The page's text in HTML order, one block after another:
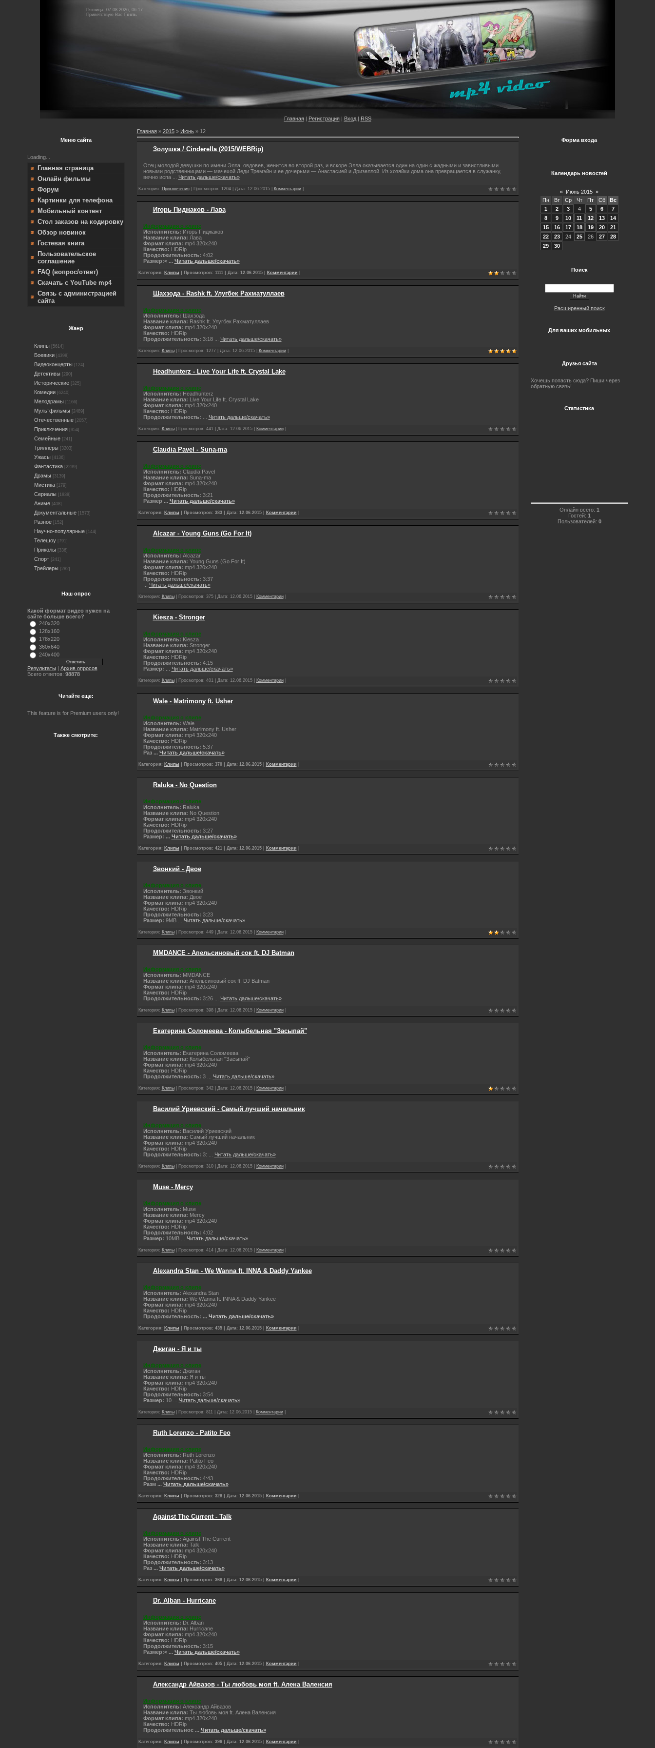
Пятница, 07.08.2026, 06:17
Приветствую Вас Гость
Главная| Регистрация| Вход| RSS
Меню сайта
Loading...
Главная страница
Онлайн фильмы
Форум
Картинки для телефона
Мобильный контент
Стол заказов на кодировку
Обзор новинок
Гостевая книга
Пользовательское
соглашение
FAQ (вопрос/ответ)
Скачать с YouTube mp4
Связь с администрацией
сайта
Жанр
Клипы [5614]
Боевики [4398]
Видеоконцерты [124]
Детективы [290]
Исторические [325]
Комедии [6240]
Мелодрамы [1166]
Мультфильмы [2489]
Отечественные [2057]
Приключения [954]
Семейные [241]
Триллеры [3203]
Ужасы [4136]
Фантастика [2239]
Драмы [3139]
Мистика [179]
Сериалы [1839]
Аниме [408]
Документальные [1573]
Разное [152]
Научно-популярные [144]
Телешоу [791]
Приколы [336]
Спорт [241]
Трейлеры [282]
Наш опрос
Какой формат видео нужен на
сайте больше всего?
240x320
128x160
178x220
360x640
240x400
Результаты | Архив опросов
Всего ответов: 98878
Читайте еще:
This feature is for Premium users only!
Также смотрите:
Главная» 2015 » Июнь » 12
Золушка / Cinderella (2015/WEBRip)
Отец молодой девушки по имени Элла, овдовев, женится во второй раз, и вскоре Элла оказывается один на один с жадными и завистливыми
новыми родственницами — мачехой Леди Тремэйн и ее дочерьми — Анастасией и Дризеллой. Из хозяйки дома она превращается в служанку,
вечно испа
Читать дальше/скачать»
Категория: Приключения| Просмотров: 1204 | Дата: 12.06.2015| Комментарии|
Игорь Пиджаков - Лава
Информация о клипе
Исполнитель: Игорь Пиджаков
Название клипа: Лава
Формат клипа: mp4 320x240
Качество: НDRip
Продолжительность: 4:02
Размер:< ... Читать дальше/скачать»
Категория: Клипы | Просмотров: 1111 | Дата: 12.06.2015| Комментарии
Шахзода - Rashk ft. Улугбек Рахматуллаев
Информация о клипе
Исполнитель: Шахзода
Название клипа: Rashk ft. Улугбек Рахматуллаев
Формат клипа: mp4 320x240
Качество: НDRip
Продолжительность: 3:18 Читать дальше/скачать»
Категория: Клипы| Просмотров: 1277 | Дата: 12.06.2015| Комментарии|
Headhunterz - Live Your Life ft. Crystal Lake
Информация о клипе
Исполнитель: Headhunterz
Название клипа: Live Your Life ft. Crystal Lake
Формат клипа: mp4 320x240
Качество: НDRip
Продолжительность:
Читать дальше/скачать»
Категория: Клипы| Просмотров: 441 | Дата: 12.06.2015| Комментарии|
Claudia Pavel - Suna-ma
Информация о клипе
Исполнитель: Claudia Pavel
Название клипа: Suna-ma
Формат клипа: mp4 320x240
Качество: НDRip
Продолжительность: 3:21
Размер ... Читать дальше/скачать»
Категория: Клипы | Просмотров: 383 | Дата: 12.06.2015| Комментарии
Alcazar - Young Guns (Go For It)
Информация о клипе
Исполнитель: Alcazar
Название клипа: Young Guns (Go For It)
Формат клипа: mp4 320x240
Качество: НDRip
Продолжительность: 3:37
Читать дальше/скачать»
Категория: Клипы| Просмотров: 375 | Дата: 12.06.2015| Комментарии|
Kiesza - Stronger
Информация о клипе
Исполнитель: Kiesza
Название клипа: Stronger
Формат клипа: mp4 320x240
Качество: НDRip
Продолжительность: 4:15
Размер:
Читать дальше/скачать»
Категория: Клипы| Просмотров: 401 | Дата: 12.06.2015| Комментарии|
Wale - Matrimony ft. Usher
Информация о клипе
Исполнитель: Wale
Название клипа: Matrimony ft. Usher
Формат клипа: mp4 320x240
Качество: НDRip
Продолжительность: 5:37
Раз ... Читать дальше/скачать»
Категория: Клипы | Просмотров: 370 | Дата: 12.06.2015| Комментарии
Raluka - No Question
Информация о клипе
Исполнитель: Raluka
Название клипа: No Question
Формат клипа: mp4 320x240
Качество: НDRip
Продолжительность: 3:27
Размер: ... Читать дальше/скачать»
Категория: Клипы | Просмотров: 421 | Дата: 12.06.2015| Комментарии
Звонкий - Двое
Информация о клипе
Исполнитель: Звонкий
Название клипа: Двое
Формат клипа: mp4 320x240
Качество: НDRip
Продолжительность: 3:23
Размер: 9MB Читать дальше/скачать»
Категория: Клипы| Просмотров: 449 | Дата: 12.06.2015| Комментарии|
MMDANCE - Апельсиновый сок ft. DJ Batman
Информация о клипе
Исполнитель: MMDANCE
Название клипа: Апельсиновый сок ft. DJ Batman
Формат клипа: mp4 320x240
Качество: НDRip
Продолжительность: 3:26 Читать дальше/скачать»
Категория: Клипы| Просмотров: 398 | Дата: 12.06.2015| Комментарии|
Екатерина Соломеева - Колыбельная "Засыпай"
Информация о клипе
Исполнитель: Екатерина Соломеева
Название клипа: Колыбельная "Засыпай"
Формат клипа: mp4 320x240
Качество: НDRip
Продолжительность: 3 Читать дальше/скачать»
Категория: Клипы| Просмотров: 342 | Дата: 12.06.2015| Комментарии|
Василий Уриевский - Самый лучший начальник
Информация о клипе
Исполнитель: Василий Уриевский
Название клипа: Самый лучший начальник
Формат клипа: mp4 320x240
Качество: НDRip
Продолжительность: 3: Читать дальше/скачать»
Категория: Клипы| Просмотров: 310 | Дата: 12.06.2015| Комментарии|
Muse - Mercy
Информация о клипе
Исполнитель: Muse
Название клипа: Mercy
Формат клипа: mp4 320x240
Качество: НDRip
Продолжительность: 4:02
Размер: 10MB Читать дальше/скачать»
Категория: Клипы| Просмотров: 414 | Дата: 12.06.2015| Комментарии|
Alexandra Stan - We Wanna ft. INNA & Daddy Yankee
Информация о клипе
Исполнитель: Alexandra Stan
Название клипа: We Wanna ft. INNA & Daddy Yankee
Формат клипа: mp4 320x240
Качество: НDRip
Продолжительность: ... Читать дальше/скачать»
Категория: Клипы | Просмотров: 435 | Дата: 12.06.2015| Комментарии
Джиган - Я и ты
Информация о клипе
Исполнитель: Джиган
Название клипа: Я и ты
Формат клипа: mp4 320x240
Качество: НDRip
Продолжительность: 3:54
Размер: 10 Читать дальше/скачать»
Категория: Клипы| Просмотров: 811 | Дата: 12.06.2015| Комментарии|
Ruth Lorenzo - Patito Feo
Информация о клипе
Исполнитель: Ruth Lorenzo
Название клипа: Patito Feo
Формат клипа: mp4 320x240
Качество: НDRip
Продолжительность: 4:43
Разм ... Читать дальше/скачать»
Категория: Клипы | Просмотров: 328 | Дата: 12.06.2015| Комментарии
Against The Current - Talk
Информация о клипе
Исполнитель: Against The Current
Название клипа: Talk
Формат клипа: mp4 320x240
Качество: НDRip
Продолжительность: 3:13
Раз ... Читать дальше/скачать»
Категория: Клипы | Просмотров: 368 | Дата: 12.06.2015| Комментарии
Dr. Alban - Hurricane
Информация о клипе
Исполнитель: Dr. Alban
Название клипа: Hurricane
Формат клипа: mp4 320x240
Качество: НDRip
Продолжительность: 3:15
Размер:< ... Читать дальше/скачать»
Категория: Клипы | Просмотров: 405 | Дата: 12.06.2015| Комментарии
Александр Айвазов - Ты любовь моя ft. Алена Валенсия
Информация о клипе
Исполнитель: Александр Айвазов
Название клипа: Ты любовь моя ft. Алена Валенсия
Формат клипа: mp4 320x240
Качество: НDRip
Продолжительнос ... Читать дальше/скачать»
Категория: Клипы | Просмотров: 396 | Дата: 12.06.2015| Комментарии
Форма входа
Календарь новостей
« Июнь 2015 »
Пн
Вт Ср Чт Пт Сб
Вс
1
2 3 4 5 6
7
8
9 10 11 12 13
14
15
16 17 18 19 20
21
22
23 24 25 26 27
28
29
30
Поиск
Расширенный поиск
Для ваших мобильных
Друзья сайта
Хочешь попасть сюда? Пиши через
обратную связь!
Статистика
Онлайн всего: 1
Гостей: 1
Пользователей: 0